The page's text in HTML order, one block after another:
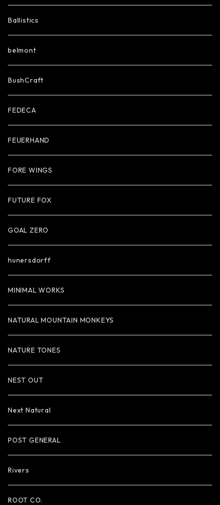
Ballistics
belmont
BushCraft
FEDECA
FEUERHAND
FORE WINGS
FUTURE FOX
GOAL ZERO
hunersdorff
MINIMAL WORKS
NATURAL MOUNTAIN MONKEYS
NATURE TONES
NEST OUT
Next Natural
POST GENERAL
Rivers
ROOT CO.